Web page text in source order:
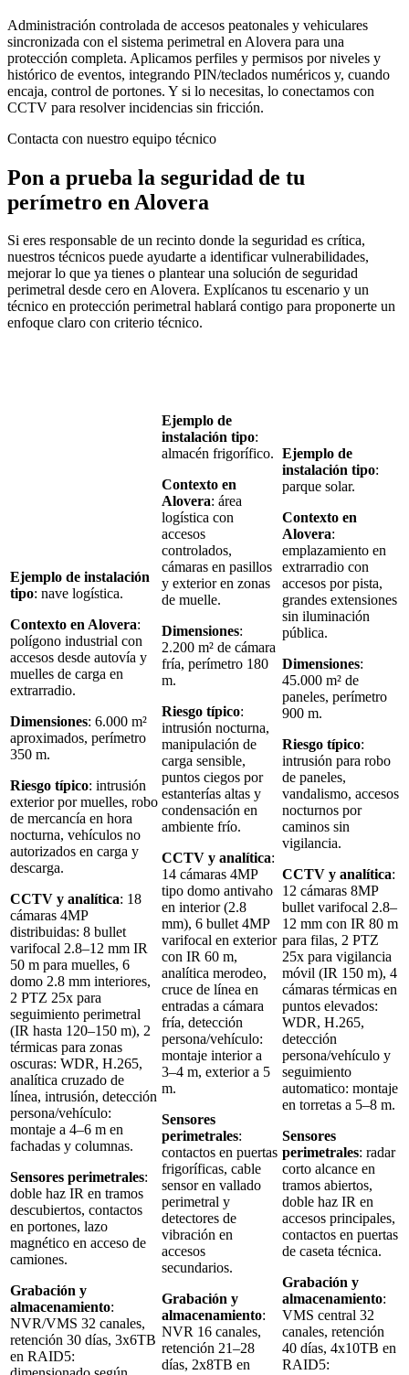
Administración controlada de accesos peatonales y vehiculares
sincronizada con el sistema perimetral en Alovera para una
protección completa. Aplicamos perfiles y permisos por niveles y
histórico de eventos, integrando PIN/teclados numéricos y, cuando
encaja, control de portones. Y si lo necesitas, lo conectamos con
CCTV para resolver incidencias sin fricción.
Contacta con nuestro equipo técnico
Pon a prueba la seguridad de tu
perímetro en Alovera
Si eres responsable de un recinto donde la seguridad es crítica,
nuestros técnicos puede ayudarte a identificar vulnerabilidades,
mejorar lo que ya tienes o plantear una solución de seguridad
perimetral desde cero en Alovera. Explícanos tu escenario y un
técnico en protección perimetral hablará contigo para proponerte un
enfoque claro con criterio técnico.
Ejemplo de instalación
tipo: nave logística.
Contexto en Alovera:
polígono industrial con
accesos desde autovía y
muelles de carga en
extrarradio.
Dimensiones: 6.000 m²
aproximados, perímetro
350 m.
Riesgo típico: intrusión
exterior por muelles, robo
de mercancía en hora
nocturna, vehículos no
autorizados en carga y
descarga.
CCTV y analítica: 18
cámaras 4MP
distribuidas: 8 bullet
varifocal 2.8–12 mm IR
50 m para muelles, 6
domo 2.8 mm interiores,
2 PTZ 25x para
seguimiento perimetral
(IR hasta 120–150 m), 2
térmicas para zonas
oscuras: WDR, H.265,
analítica cruzado de
línea, intrusión, detección
persona/vehículo:
montaje a 4–6 m en
fachadas y columnas.
Sensores perimetrales:
doble haz IR en tramos
descubiertos, contactos
en portones, lazo
magnético en acceso de
camiones.
Grabación y
almacenamiento:
NVR/VMS 32 canales,
retención 30 días, 3x6TB
en RAID5:
Ejemplo de
instalación tipo:
almacén frigorífico.
Contexto en
Alovera: área
logística con
accesos
controlados,
cámaras en pasillos
y exterior en zonas
de muelle.
Dimensiones:
2.200 m² de cámara
fría, perímetro 180
m.
Riesgo típico:
intrusión nocturna,
manipulación de
carga sensible,
puntos ciegos por
estanterías altas y
condensación en
ambiente frío.
CCTV y analítica:
14 cámaras 4MP
tipo domo antivaho
en interior (2.8
mm), 6 bullet 4MP
varifocal en exterior
con IR 60 m,
analítica merodeo,
cruce de línea en
entradas a cámara
fría, detección
persona/vehículo:
montaje interior a
3–4 m, exterior a 5
m.
Sensores
perimetrales:
contactos en puertas
frigoríficas, cable
sensor en vallado
perimetral y
detectores de
vibración en
accesos
secundarios.
Grabación y
almacenamiento:
NVR 16 canales,
retención 21–28
días, 2x8TB en
Ejemplo de
instalación tipo:
parque solar.
Contexto en
Alovera:
emplazamiento en
extrarradio con
accesos por pista,
grandes extensiones
sin iluminación
pública.
Dimensiones:
45.000 m² de
paneles, perímetro
900 m.
Riesgo típico:
intrusión para robo
de paneles,
vandalismo, accesos
nocturnos por
caminos sin
vigilancia.
CCTV y analítica:
12 cámaras 8MP
bullet varifocal 2.8–
12 mm con IR 80 m
para filas, 2 PTZ
25x para vigilancia
móvil (IR 150 m), 4
cámaras térmicas en
puntos elevados:
WDR, H.265,
detección
persona/vehículo y
seguimiento
automatico: montaje
en torretas a 5–8 m.
Sensores
perimetrales: radar
corto alcance en
tramos abiertos,
doble haz IR en
accesos principales,
contactos en puertas
de caseta técnica.
Grabación y
almacenamiento:
VMS central 32
canales, retención
40 días, 4x10TB en
RAID5: